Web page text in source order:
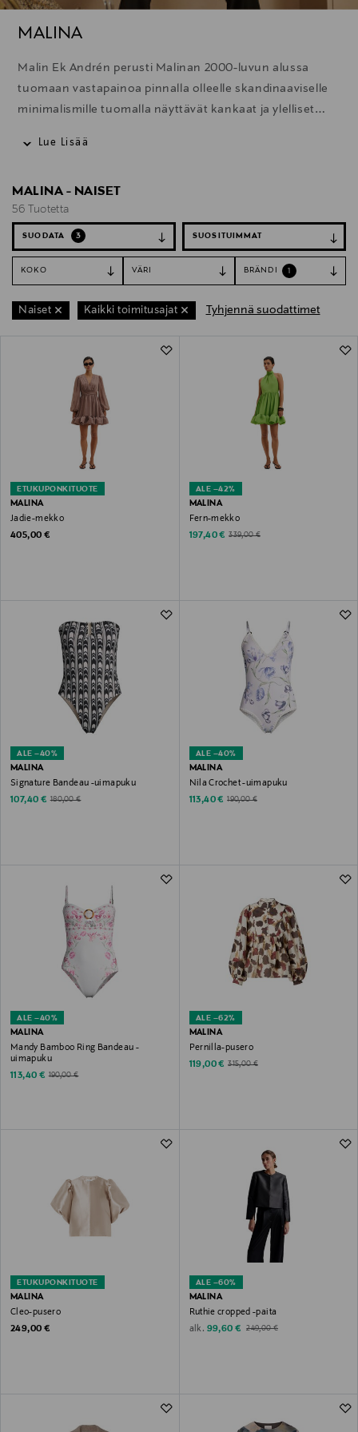
MALINA
Malin Ek Andrén perusti Malinan 2000-luvun alussa
tuomaan vastapainoa pinnalla olleelle skandinaaviselle
minimalismille tuomalla näyttävät kankaat ja ylelliset
Tutustu erityisesti Malinan ihaniin juhlamekkoihin, jotka
ovat näyttävä valinta kaikkiin juhliin.
Lue Lisää
MALINA - NAISET
56 Tuotetta
SUODATA 3
KOKO VÄRI BRÄNDI 1
Naiset Kaikki toimitusajat Tyhjennä suodattimet
ETUKUPONKITUOTE
MALINA
Jadie-mekko
Original Price
405,00 €
ALE –42%
MALINA
Fern-mekko
Discounted Price
197,40 € Original Price
339,00 €
ALE –40%
MALINA
Signature Bandeau -uimapuku
Discounted Price
107,40 € Original Price
180,00 €
ALE –40%
MALINA
Nila Crochet -uimapuku
Discounted Price
113,40 € Original Price
190,00 €
ALE –40%
MALINA
Mandy Bamboo Ring Bandeau -
uimapuku
Discounted Price
113,40 € Original Price
190,00 €
ALE –62%
MALINA
Pernilla-pusero
Discounted Price
119,00 € Original Price
315,00 €
ETUKUPONKITUOTE
MALINA
Cleo-pusero
Original Price
249,00 €
ALE –60%
MALINA
Ruthie cropped -paita
alk. Discounted Price
99,60 € Original Price
249,00 €